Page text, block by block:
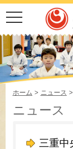
toggle
navigation
ホーム > ニュース
ニュース
三重